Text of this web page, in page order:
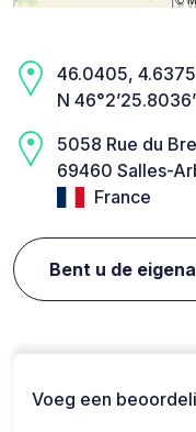
46.0405,
N
5058 Rue du
69460 Salles-
France
Bent u de
Voeg een